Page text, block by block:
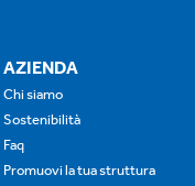
AZIENDA
Chi siamo
Sostenibilità
Faq
Promuovi la tua struttura